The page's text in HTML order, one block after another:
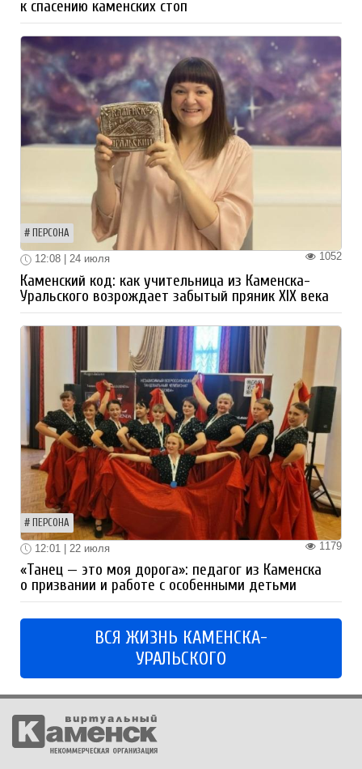
к спасению каменских стоп
ПЕРСОНА
1052
12:08 | 24 июля
Каменский код: как учительница из Каменска-
Уральского возрождает забытый пряник XIX века
ПЕРСОНА
1179
12:01 | 22 июля
«Танец — это моя дорога»: педагог из Каменска
о призвании и работе с особенными детьми
ВСЯ ЖИЗНЬ КАМЕНСКА-
УРАЛЬСКОГО